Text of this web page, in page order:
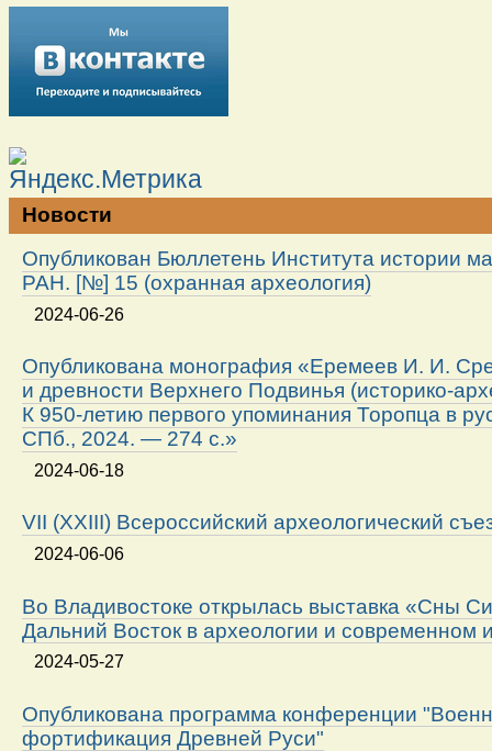
Новости
Опубликован Бюллетень Института истории
РАН. [№] 15 (охранная археология)
2024-06-26
Опубликована монография «Еремеев И. И.
и древности Верхнего Подвинья (историко-
К 950-летию первого упоминания Торопца в
СПб., 2024. — 274 с.»
2024-06-18
VII (XXIII) Всероссийский археологический
2024-06-06
Во Владивостоке открылась выставка «Сны
Дальний Восток в археологии и современном
2024-05-27
Опубликована программа конференции
фортификация Древней Руси"